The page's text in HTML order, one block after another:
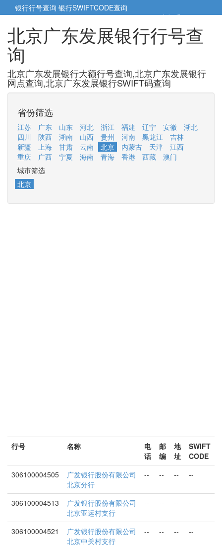
银行行号查询 银行SWIFTCODE查询
5cm小帮手5cm.cn
北京广东发展银行行号查
询
北京广东发展银行大额行号查询,北京广东发展银行
网点查询,北京广东发展银行SWIFT码查询
省份筛选
江苏 广东 山东 河北 浙江 福建 辽宁 安徽
湖北
四川
陕西 湖南 山西 贵州 河南 黑龙江
吉林
新疆
上海 甘肃 云南 北京 内蒙古 天津
江西
重庆
广西 宁夏 海南 青海 香港 西藏
澳门
城市筛选
北京
行号 名称
电
话
邮
编
地
址
SWIFT
CODE
306100004505
广发银行股份有限公司
北京分行
-- -- -- --
306100004513
广发银行股份有限公司
北京亚运村支行
-- -- -- --
306100004521
广发银行股份有限公司
北京中关村支行
-- -- -- --